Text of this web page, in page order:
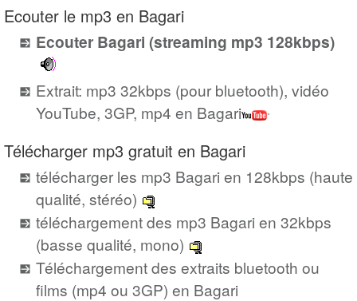
Ecouter le mp3 en Bagari
Ecouter Bagari (streaming mp3 128kbps)
Extrait: mp3 32kbps (pour bluetooth), vidéo
YouTube, 3GP, mp4 en Bagari
Télécharger mp3 gratuit en Bagari
télécharger les mp3 Bagari en 128kbps (haute
qualité, stéréo)
téléchargement des mp3 Bagari en 32kbps
(basse qualité, mono)
Téléchargement des extraits bluetooth ou
films (mp4 ou 3GP) en Bagari